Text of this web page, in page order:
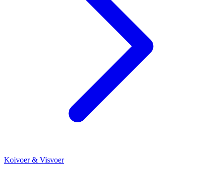
Koivoer & Visvoer